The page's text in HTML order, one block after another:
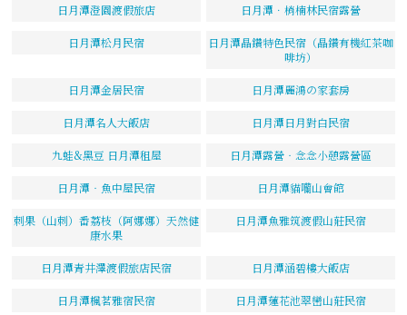
日月潭澄園渡假旅店 日月潭．梢楠林民宿露營
日月潭松月民宿
日月潭晶鑽特色民宿（晶鑽有機紅茶咖
啡坊）
日月潭金居民宿 日月潭麗鴻の家套房
日月潭名人大飯店 日月潭日月對白民宿
九蛙&黑豆 日月潭租屋 日月潭露營‧念念小憩露營區
日月潭‧魚中屋民宿 日月潭貓囒山會館
刺果（山刺）番荔枝（阿娜娜）天然健
康水果
日月潭魚雅筑渡假山莊民宿
日月潭青井澤渡假旅店民宿 日月潭涵碧樓大飯店
日月潭楓茗雅宿民宿 日月潭蓮花池翠巒山莊民宿